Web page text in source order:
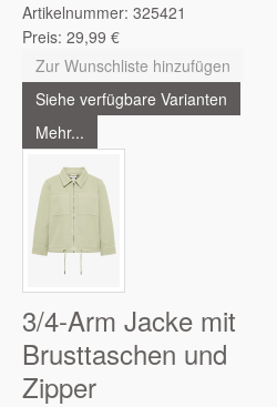
Artikelnummer: 325421
Preis: 29,99 €
Zur Wunschliste hinzufügen
Siehe verfügbare Varianten
Mehr...
3/4-Arm Jacke mit
Brusttaschen und
Zipper